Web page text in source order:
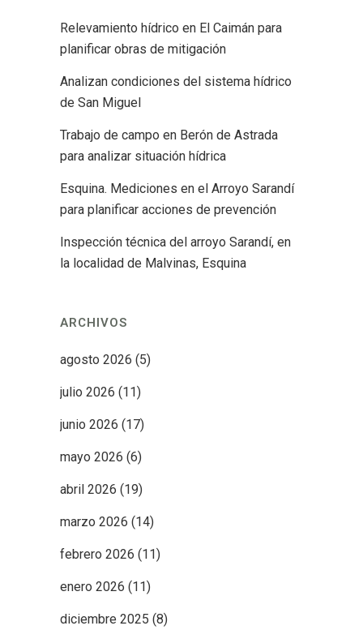
Relevamiento hídrico en El Caimán para
planificar obras de mitigación
Analizan condiciones del sistema hídrico
de San Miguel
Trabajo de campo en Berón de Astrada
para analizar situación hídrica
Esquina. Mediciones en el Arroyo Sarandí
para planificar acciones de prevención
Inspección técnica del arroyo Sarandí, en
la localidad de Malvinas, Esquina
ARCHIVOS
agosto 2026 (5)
julio 2026 (11)
junio 2026 (17)
mayo 2026 (6)
abril 2026 (19)
marzo 2026 (14)
febrero 2026 (11)
enero 2026 (11)
diciembre 2025 (8)